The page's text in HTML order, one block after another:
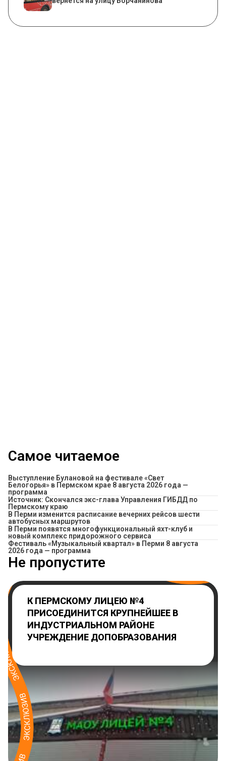
Самое читаемое
Выступление Булановой на фестивале «Свет
Белогорья» в Пермском крае 8 августа 2026 года —
программа
Источник: Скончался экс-глава Управления ГИБДД по
Пермскому краю
​В Перми изменится расписание вечерних рейсов шести
автобусных маршрутов
В Перми появятся многофункциональный яхт-клуб и
новый комплекс придорожного сервиса
Фестиваль «Музыкальный квартал» в Перми 8 августа
2026 года — программа
Не пропустите
К ПЕРМСКОМУ ЛИЦЕЮ №4
ПРИСОЕДИНИТСЯ КРУПНЕЙШЕЕ В
ИНДУСТРИАЛЬНОМ РАЙОНЕ
УЧРЕЖДЕНИЕ ДОПОБРАЗОВАНИЯ